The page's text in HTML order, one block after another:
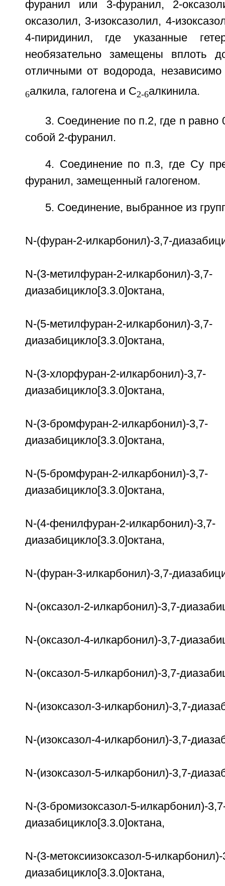
фуранил или 3-фуранил, 2-
оксазолил, 3-изоксазолил, 4-
4-пиридинил, где указанные
необязательно замещены вплоть
отличными от водорода,
6алкила, галогена и С2-6алкинила.
3. Соединение по п.2, где n равно
собой 2-фуранил.
4. Соединение по п.3, где Cy
фуранил, замещенный галогеном.
5. Соединение, выбранное из
N-(фуран-2-илкарбонил)-3,7-
N-(3-метилфуран-2-илкарбонил)-3,7-
диазабицикло[3.3.0]октана,
N-(5-метилфуран-2-илкарбонил)-3,7-
диазабицикло[3.3.0]октана,
N-(3-хлорфуран-2-илкарбонил)-3,7-
диазабицикло[3.3.0]октана,
N-(3-бромфуран-2-илкарбонил)-3,7-
диазабицикло[3.3.0]октана,
N-(5-бромфуран-2-илкарбонил)-3,7-
диазабицикло[3.3.0]октана,
N-(4-фенилфуран-2-илкарбонил)-3,7-
диазабицикло[3.3.0]октана,
N-(фуран-3-илкарбонил)-3,7-
N-(оксазол-2-илкарбонил)-3,7-
N-(оксазол-4-илкарбонил)-3,7-
N-(оксазол-5-илкарбонил)-3,7-
N-(изоксазол-3-илкарбонил)-3,7-
N-(изоксазол-4-илкарбонил)-3,7-
N-(изоксазол-5-илкарбонил)-3,7-
N-(3-бромизоксазол-5-илкарбонил)-
диазабицикло[3.3.0]октана,
N-(3-метоксиизоксазол-5-
диазабицикло[3.3.0]октана,